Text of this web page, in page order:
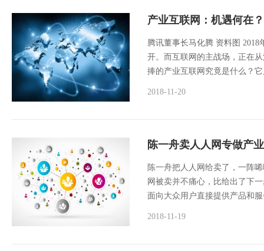
产业互联网：机遇何在
腾讯董事长马化腾 资料图
开。而互联网的主战场，正在
捧的产业互联网究竟是什么？
2018-11-20
陈一舟卖人人网专做产
陈一舟把人人网给卖了，一阵
网被卖并不痛心，比给出了下
面向大众用户直接提供产品和
2018-11-19